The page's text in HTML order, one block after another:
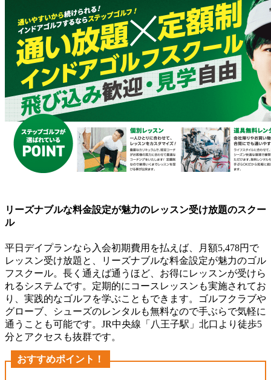
リーズナブルな料金設定が魅力のレッスン受け放題のスクー
ル
平日デイプランなら入会初期費用を払えば、月額5,478円で
レッスン受け放題と、リーズナブルな料金設定が魅力のゴル
フスクール。長く通えば通うほど、お得にレッスンが受けら
れるシステムです。定期的にコースレッスンも実施されてお
り、実践的なゴルフを学ぶこともできます。ゴルフクラブや
グローブ、シューズのレンタルも無料なので手ぶらで気軽に
通うことも可能です。JR中央線「八王子駅」北口より徒歩5
分とアクセスも抜群です。
おすすめポイント！